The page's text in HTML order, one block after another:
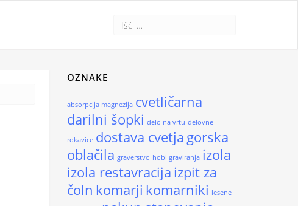
OZNAKE
absorpcija magnezija cvetličarna
darilni šopki delo na vrtu delovne
rokavice dostava cvetja gorska
oblačila graverstvo hobi graviranja izola
izola restavracija izpit za
čoln komarji komarniki lesene